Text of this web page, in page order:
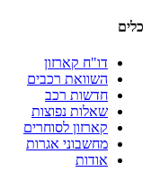
כלים
דו"ח קארזון
השוואת רכבים
חדשות רכב
שאלות נפוצות
קארזון לסוחרים
מחשבוני אגרות
אודות